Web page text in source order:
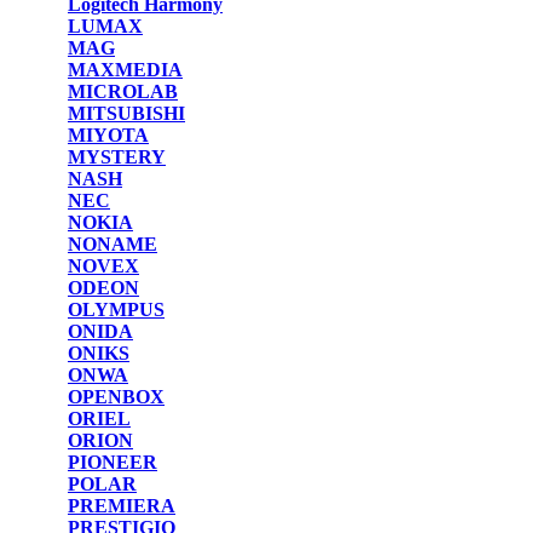
Logitech Harmony
LUMAX
MAG
MAXMEDIA
MICROLAB
MITSUBISHI
MIYOTA
MYSTERY
NASH
NEC
NOKIA
NONAME
NOVEX
ODEON
OLYMPUS
ONIDA
ONIKS
ONWA
OPENBOX
ORIEL
ORION
PIONEER
POLAR
PREMIERA
PRESTIGIO